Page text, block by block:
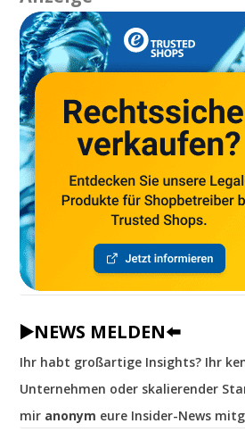
▶️NEWS MELDEN⬅️
Ihr habt großartige Insights? Ihr
Unternehmen oder skalierender
mir anonym eure Insider-News